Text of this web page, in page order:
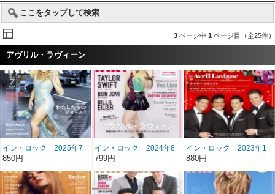
ここをタップして検索
3 ページ中 1 ページ目（全25件）
アヴリル・ラヴィーン
イン・ロック 2025年7
月号 雑誌/BN-499
850円
イン・ロック 2024年8
月号 雑誌/BN-488
799円
イン・ロック 2023年1
月号 雑誌/BN-469
880円